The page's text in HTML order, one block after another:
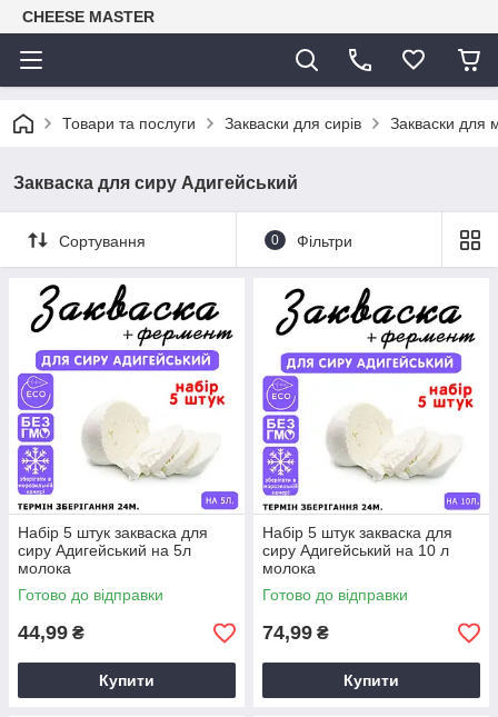
CHEESE MASTER
Товари та послуги Закваски для сирів Закваски для
Закваска для сиру Адигейський
Сортування 0 Фільтри
Набір 5 штук закваска для
сиру Адигейський на 5л
молока
Готово до відправки
44,99 ₴
Купити
Набір 5 штук закваска для
сиру Адигейський на 10 л
молока
Готово до відправки
74,99 ₴
Купити